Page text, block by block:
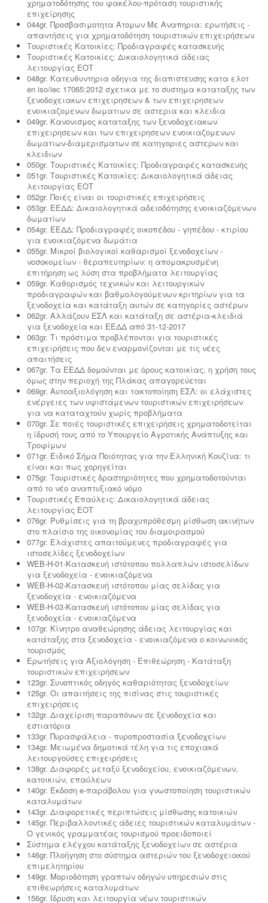
χρηματοδότησης του φακέλου-πρόταση τουριστικής
επιχείρησης
044gr. Προσβασιμοτητα Ατομων Με Αναπηρια: ερωτήσεις -
απαντήσεις για χρηματοδότηση τουριστικών επιχειρήσεων
Τουριστικές Κατοικίες: Προδιαγραφές κατασκευής
Τουριστικές Κατοικίες: Δικαιολογητικά άδειας
λειτουργίας ΕΟΤ
048gr. Κατευθυντηρια οδηγια της διαπιστευσης κατα ελοτ
en iso/iec 17065:2012 σχετικα με το συστημα καταταξης των
ξενοδοχειακων επιχειρησεων & των επιχειρησεων
ενοικιαζομενων δωματιων σε αστερια και κλειδια
049gr. Κανονισμος καταταξης των ξενοδοχειακων
επιχειρησεων και των επιχειρησεων ενοικιαζομενων
δωματιων-διαμερισματων σε κατηγοριες αστερων και
κλειδιων
050gr. Τουριστικές Κατοικίες: Προδιαγραφές κατασκευής
051gr. Τουριστικές Κατοικίες: Δικαιολογητικά άδειας
λειτουργίας ΕΟΤ
052gr. Ποιές είναι οι τουριστικές επιχειρήσεις
053gr. ΕΕΔΔ: Δικαιολογητικά αδειοδότησης ενοικιαζόμενων
δωματίων
054gr. ΕΕΔΔ: Προδιαγραφές οικοπέδου - γηπέδου - κτιρίου
για ενοικιαζόμενα δωμάτια
055gr. Μικροί βιολογικοί καθαρισμοί ξενοδοχείων -
νοσοκομείων - θεραπευτηρίων: η απομακρυσμένη
επιτήρηση ως λύση στα προβλήματα λειτουργίας
059gr. Καθορισμός τεχνικών και λειτουργικών
προδιαγραφών και βαθμολογούμενων κριτηρίων για τα
ξενοδοχεία και κατάταξη αυτών σε κατηγορίες αστέρων
062gr. Αλλάζουν ΕΣΛ και κατάταξη σε αστέρια-κλειδιά
για ξενοδοχεία και ΕΕΔΔ από 31-12-2017
063gr. Τι πρόστιμα προβλέπονται για τουριστικές
επιχειρήσεις που δεν εναρμονίζονται με τις νέες
απαιτήσεις
067gr. Τα ΕΕΔΔ δομούνται με όρους κατοικίας, η χρήση τους
όμως στην περιοχή της Πλάκας απαγορεύεται
069gr. Αυτοαξιολόγηση και τακτοποίηση ΕΣΛ: οι ελάχιστες
ενέργειες των υφιστάμενων τουριστικών επιχειρήσεων
για να καταταχτούν χωρίς προβλήματα
070gr. Σε ποιές τουριστικές επιχειρήσεις χρηματοδοτείται
η ίδρυσή τους από το Υπουργείο Αγροτικής Ανάπτυξης και
Τροφίμων
071gr. Ειδικό Σήμα Ποιότητας για την Ελληνική Κουζίνα: τι
είναι και πως χορηγείται
075gr. Τουριστικές δραστηριότητες που χρηματοδοτούνται
από το νέο αναπτυξιακό νόμο
Τουριστικές Επαύλεις: Δικαιολογητικά άδειας
λειτουργίας ΕΟΤ
076gr. Ρυθμίσεις για τη βραχυπρόθεσμη μίσθωση ακινήτων
στο πλαίσιο της οικονομίας του διαμοιρασμού
077gr. Ελάχιστες απαιτούμενες προδιαγραφές για
ιστοσελίδες ξενοδοχείων
WEB-H-01-Κατασκευή ιστότοπου πολλαπλών ιστοσελίδων
για ξενοδοχεία - ενοικιαζόμενα
WEB-H-02-Κατασκευή ιστότοπου μίας σελίδας για
ξενοδοχεία - ενοικιαζόμενα
WEB-H-03-Κατασκευή ιστότοπου μίας σελίδας για
ξενοδοχεία - ενοικιαζόμενα
107gr. Κίνητρο αναθεώρησης άδειας λειτουργίας και
κατάταξης στα ξενοδοχεία - ενοικιαζόμενα ο κοινωνικός
τουρισμός
Ερωτήσεις για Αξιολόγηση - Επιθεώρηση - Κατάταξη
τουριστικών επιχειρήσεων
123gr. Συνοπτικός οδηγός καθαριότητας ξενοδοχείων
125gr. Οι απαιτήσεις της πισίνας στις τουριστικές
επιχειρήσεις
132gr. Διαχείριση παραπόνων σε ξενοδοχεία και
εστιατόρια
133gr. Πυρασφάλεια - πυροπροστασία ξενοδοχείων
134gr. Μειωμένα δημοτικά τέλη για τις εποχιακά
λειτουργούσες επιχειρήσεις
138gr. Διαφορές μεταξύ ξενοδοχείου, ενοικιαζόμενων,
κατοικιών, επαύλεων
140gr. Έκδοση e-παράβολου για γνωστοποίηση τουριστικών
καταλυμάτων
143gr. Διαφορετικές περιπτώσεις μίσθωσης κατοικιών
145gr. Περιβαλλοντικές άδειες τουριστικών καταλυμάτων -
Ο γενικός γραμματέας τουρισμού προειδοποιεί
Σύστημα ελέγχου κατάταξης ξενοδοχείων σε αστέρια
146gr. Πλοήγηση στο σύστημα αστεριών του ξενοδοχειακού
επιμελητηρίου
149gr. Μοριοδότηση γραπτών οδηγών υπηρεσιών στις
επιθεωρήσεις καταλυμάτων
156gr. Ίδρυση και λειτουργία νέων τουριστικών